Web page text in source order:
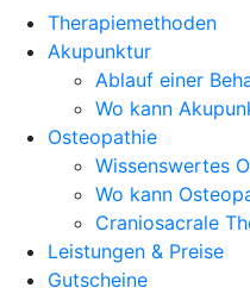
Therapiemethoden
Akupunktur
Ablauf einer
Wo kann
Osteopathie
Wissenswertes
Wo kann
Craniosacrale
Leistungen & Preise
Gutscheine